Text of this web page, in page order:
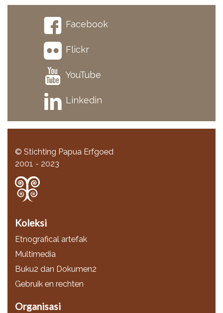
Facebook
Flickr
YouTube
Linkedin
© Stichting Papua Erfgoed
2001 - 2023
Koleksi
Etnografical artefak
Multimedia
Buku2 dan Dokumen2
Gebruik en rechten
Organisasi